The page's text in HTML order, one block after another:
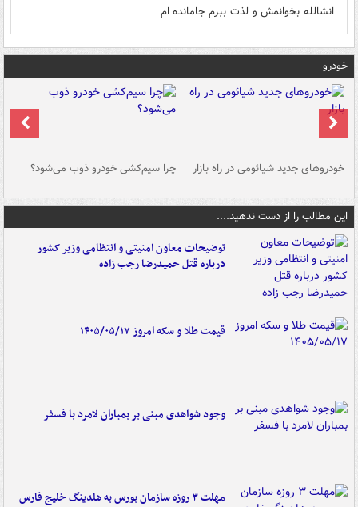
انشالله بخوانمش و لذت ببرم جامانده ام
خودرو
خودروهای جدید شیائومی در راه بازار چرا سیم‌کشی خودرو ذوب می‌شود؟
این مطالب را از دست ندهید....
توضیحات معاون امنیتی و انتظامی وزیر کشور
درباره قتل حمیدرضا رجب زاده
قیمت طلا و سکه امروز ۱۴۰۵/۰۵/۱۷
وجود شواهدی مبنی بر بمباران لامرد با فسفر
مهلت ۳ روزه سازمان بورس به هلدینگ خلیج فارس